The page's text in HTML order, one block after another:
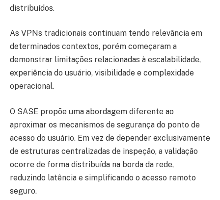
distribuídos.
As VPNs tradicionais continuam tendo relevância em
determinados contextos, porém começaram a
demonstrar limitações relacionadas à escalabilidade,
experiência do usuário, visibilidade e complexidade
operacional.
O SASE propõe uma abordagem diferente ao
aproximar os mecanismos de segurança do ponto de
acesso do usuário. Em vez de depender exclusivamente
de estruturas centralizadas de inspeção, a validação
ocorre de forma distribuída na borda da rede,
reduzindo latência e simplificando o acesso remoto
seguro.